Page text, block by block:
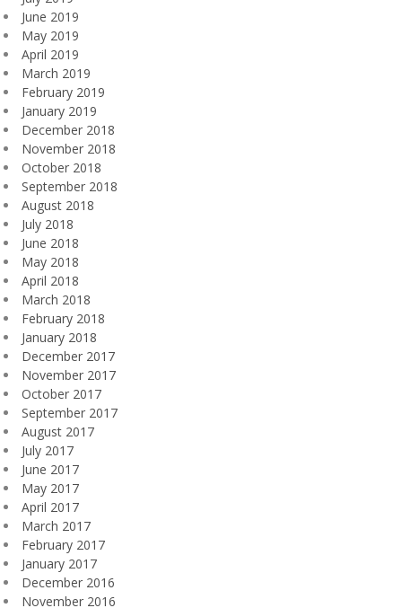
June 2019
May 2019
April 2019
March 2019
February 2019
January 2019
December 2018
November 2018
October 2018
September 2018
August 2018
July 2018
June 2018
May 2018
April 2018
March 2018
February 2018
January 2018
December 2017
November 2017
October 2017
September 2017
August 2017
July 2017
June 2017
May 2017
April 2017
March 2017
February 2017
January 2017
December 2016
November 2016